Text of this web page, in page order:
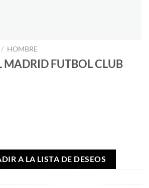
/ HOMBRE
MADRID FUTBOL CLUB
A LA LISTA DE DESEOS